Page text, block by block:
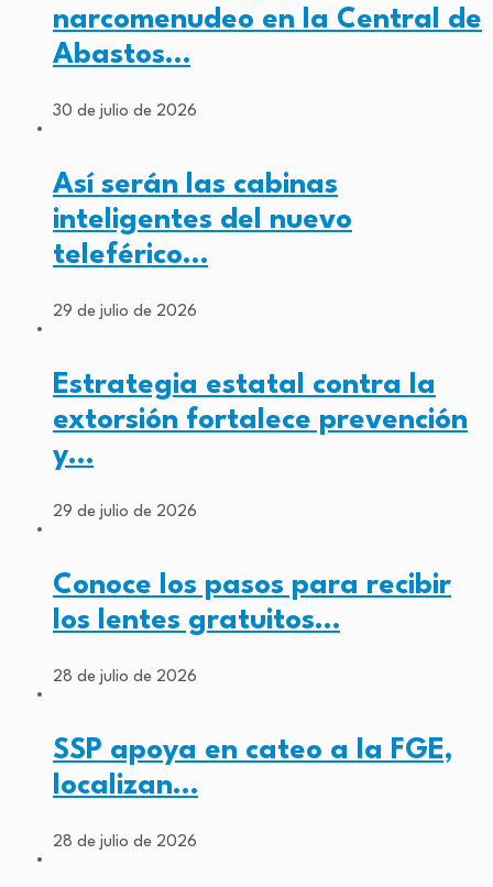
narcomenudeo en la Central de
Abastos…
30 de julio de 2026
Así serán las cabinas
inteligentes del nuevo
teleférico…
29 de julio de 2026
Estrategia estatal contra la
extorsión fortalece prevención
y…
29 de julio de 2026
Conoce los pasos para recibir
los lentes gratuitos…
28 de julio de 2026
SSP apoya en cateo a la FGE,
localizan…
28 de julio de 2026